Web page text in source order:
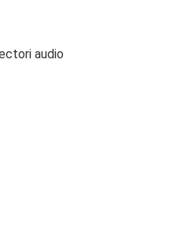
audio